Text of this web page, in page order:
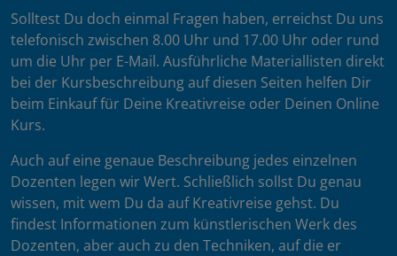
Solltest Du doch einmal Fragen haben, erreichst Du uns
telefonisch zwischen 8.00 Uhr und 17.00 Uhr oder rund
um die Uhr per E-Mail. Ausführliche Materiallisten direkt
bei der Kursbeschreibung auf diesen Seiten helfen Dir
beim Einkauf für Deine Kreativreise oder Deinen Online
Kurs.
Auch auf eine genaue Beschreibung jedes einzelnen
Dozenten legen wir Wert. Schließlich sollst Du genau
wissen, mit wem Du da auf Kreativreise gehst. Du
findest Informationen zum künstlerischen Werk des
Dozenten, aber auch zu den Techniken, auf die er